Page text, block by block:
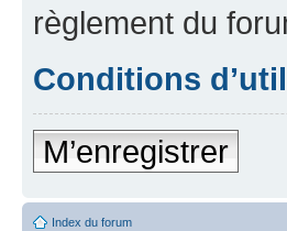
règlement du
Conditions
M’enregistrer
Index du forum